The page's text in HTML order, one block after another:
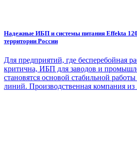
Надежные ИБП и системы питания Effekta
территории России
Для предприятий, где бесперебойная
критична, ИБП для заводов и
становятся основой стабильной
линий. Производственная компания из